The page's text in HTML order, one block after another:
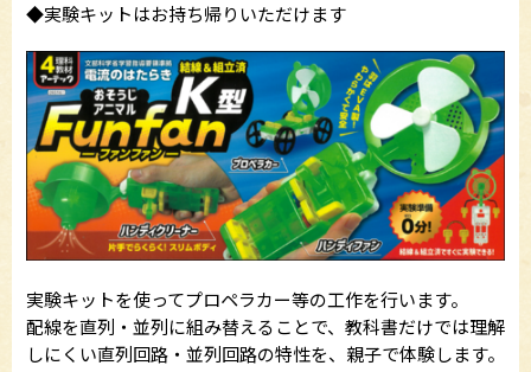
◆実験キットはお持ち帰りいただけます
実験キットを使ってプロペラカー等の工作を行います。
配線を直列・並列に組み替えることで、教科書だけでは理解
しにくい直列回路・並列回路の特性を、親子で体験します。